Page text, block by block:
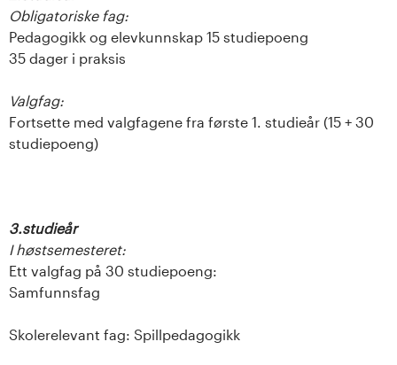
Obligatoriske fag:
Pedagogikk og elevkunnskap 15 studiepoeng
35 dager i praksis
Valgfag:
Fortsette med valgfagene fra første 1. studieår (15 + 30
studiepoeng)
3.studieår
I høstsemesteret:
Ett valgfag på 30 studiepoeng:
Samfunnsfag
Skolerelevant fag: Spillpedagogikk